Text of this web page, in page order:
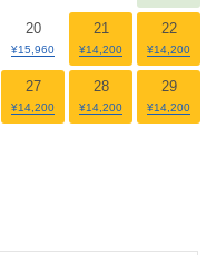
20
¥15,960
21
¥14,200
22
¥14,200
27
¥14,200
28
¥14,200
29
¥14,200